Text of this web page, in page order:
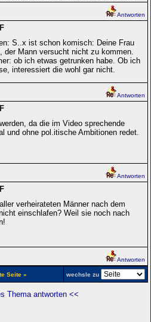
Antworten
S..x ist schon komisch: Deine Frau
der Mann versucht nicht zu kommen.
ob ich etwas getrunken habe. Ob ich
interessiert die wohl gar nicht.
Antworten
da die im Video sprechende
und ohne pol.itische Ambitionen redet.
Antworten
verheirateten Männer nach dem
einschlafen? Weil sie noch nach
Antworten
Seite » wechsle zu
Thema antworten <<